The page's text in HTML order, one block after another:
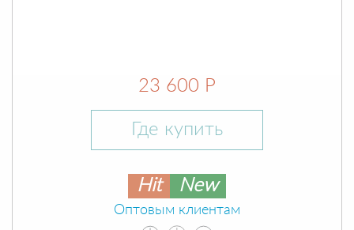
23 600 Р
Где купить
Hit New
Оптовым клиентам